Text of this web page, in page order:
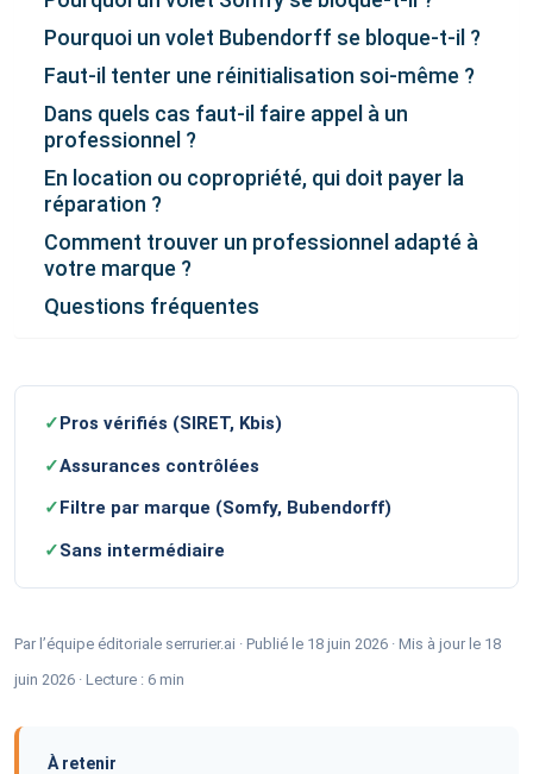
Pourquoi un volet Bubendorff se bloque-t-il ?
Faut-il tenter une réinitialisation soi-même ?
Dans quels cas faut-il faire appel à un
professionnel ?
En location ou copropriété, qui doit payer la
réparation ?
Comment trouver un professionnel adapté à
votre marque ?
Questions fréquentes
✓Pros vérifiés (SIRET, Kbis)
✓Assurances contrôlées
✓Filtre par marque (Somfy, Bubendorff)
✓Sans intermédiaire
Par l’équipe éditoriale serrurier.ai · Publié le 18 juin 2026 · Mis à jour le 18
juin 2026 · Lecture : 6 min
À retenir